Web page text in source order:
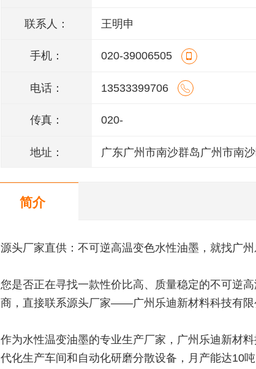
联系人： 王明申
手机： 020-39006505
电话： 13533399706
传真： 020-
地址： 广东广州市南沙群岛广州市南
简介
源头厂家直供：不可逆高温变色水性油墨，就找广
您是否正在寻找一款性价比高、质量稳定的不可逆
商，直接联系源头厂家——广州乐迪新材料科技有限
作为水性温变油墨的专业生产厂家，广州乐迪新材
代化生产车间和自动化研磨分散设备，月产能达10